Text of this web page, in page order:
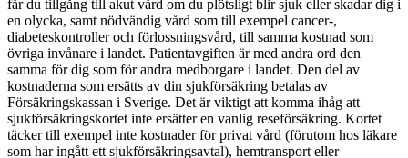
får du tillgång till akut vård om du plötsligt blir sjuk eller skadar dig i
en olycka, samt nödvändig vård som till exempel cancer-,
diabeteskontroller och förlossningsvård, till samma kostnad som
övriga invånare i landet. Patientavgiften är med andra ord den
samma för dig som för andra medborgare i landet. Den del av
kostnaderna som ersätts av din sjukförsäkring betalas av
Försäkringskassan i Sverige. Det är viktigt att komma ihåg att
sjukförsäkringskortet inte ersätter en vanlig reseförsäkring. Kortet
täcker till exempel inte kostnader för privat vård (förutom hos läkare
som har ingått ett sjukförsäkringsavtal), hemtransport eller